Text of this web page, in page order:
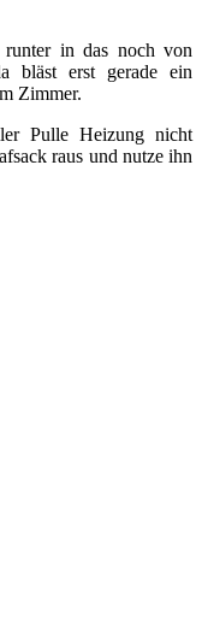
runter in das noch von
bläst erst gerade ein
Zimmer.
Pulle Heizung nicht
raus und nutze ihn